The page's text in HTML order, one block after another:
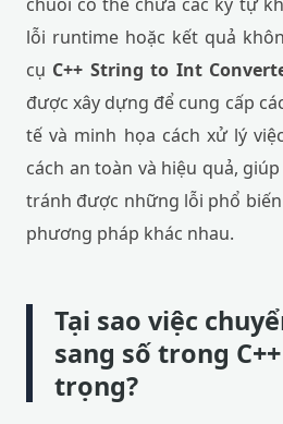
lỗi runtime hoặc kết quả
cụ C++ String to Int
được xây dựng để cung cấp
tế và minh họa cách xử lý
cách an toàn và hiệu quả,
tránh được những lỗi phổ
phương pháp khác nhau.
Tại sao việc
sang số trong
trọng?